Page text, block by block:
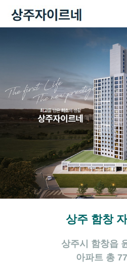
상주 함창
상주시 함창읍
아파트 총